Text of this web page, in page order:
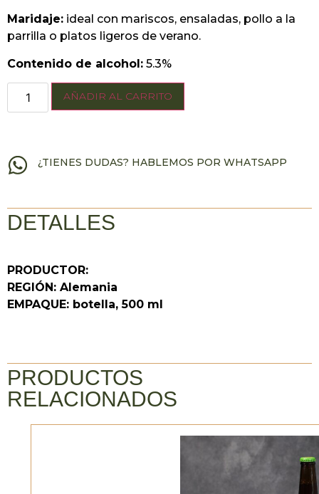
Maridaje: ideal con mariscos, ensaladas, pollo a la
parrilla o platos ligeros de verano.
Contenido de alcohol: 5.3%
AÑADIR AL CARRITO
¿TIENES DUDAS? HABLEMOS POR WHATSAPP
DETALLES
PRODUCTOR:
REGIÓN: Alemania
EMPAQUE: botella, 500 ml
PRODUCTOS
RELACIONADOS